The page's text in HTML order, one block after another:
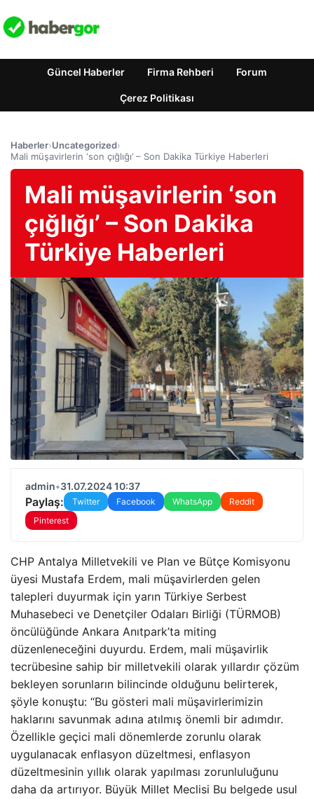
Güncel Haberler Firma Rehberi Forum
Çerez Politikası
Haberler›Uncategorized›
Mali müşavirlerin ‘son çığlığı’ – Son Dakika Türkiye Haberleri
Mali müşavirlerin ‘son
çığlığı’ – Son Dakika
Türkiye Haberleri
admin•31.07.2024 10:37
Paylaş: Twitter Facebook WhatsApp
Reddit
Pinterest
CHP Antalya Milletvekili ve Plan ve Bütçe Komisyonu
üyesi Mustafa Erdem, mali müşavirlerden gelen
talepleri duyurmak için yarın Türkiye Serbest
Muhasebeci ve Denetçiler Odaları Birliği (TÜRMOB)
öncülüğünde Ankara Anıtpark’ta miting
düzenleneceğini duyurdu. Erdem, mali müşavirlik
tecrübesine sahip bir milletvekili olarak yıllardır çözüm
bekleyen sorunların bilincinde olduğunu belirterek,
şöyle konuştu: “Bu gösteri mali müşavirlerimizin
haklarını savunmak adına atılmış önemli bir adımdır.
Özellikle geçici mali dönemlerde zorunlu olarak
uygulanacak enflasyon düzeltmesi, enflasyon
düzeltmesinin yıllık olarak yapılması zorunluluğunu
daha da artırıyor. Büyük Millet Meclisi Bu belgede usul